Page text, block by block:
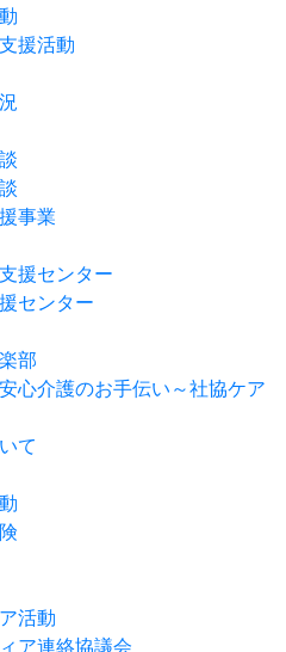
援活動
事業
援センター
センター
部
心介護のお手伝い～社協ケア
て
活動
ア連絡協議会